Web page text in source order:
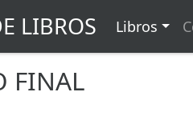
LIBROS Libros
FINAL